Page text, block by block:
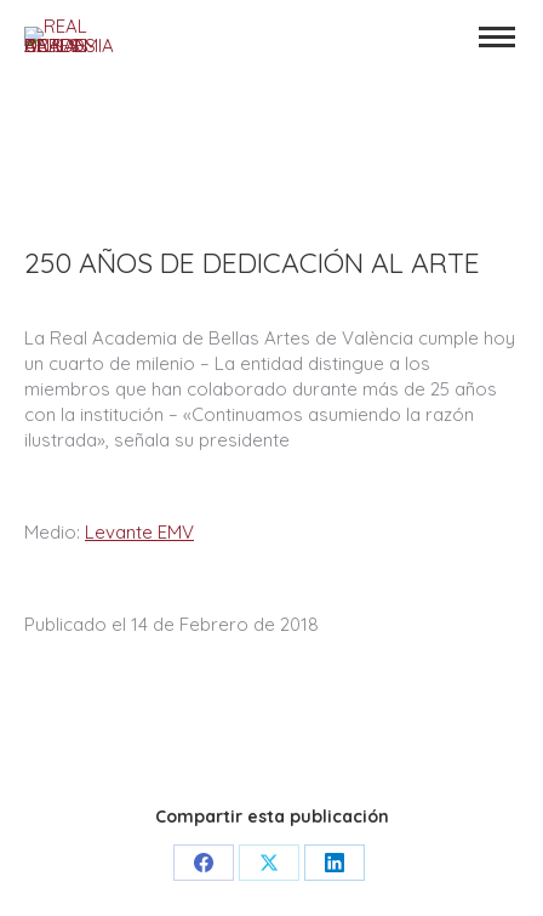
250 AÑOS DE DEDICACIÓN AL ARTE
La Real Academia de Bellas Artes de València cumple hoy
un cuarto de milenio – La entidad distingue a los
miembros que han colaborado durante más de 25 años
con la institución – «Continuamos asumiendo la razón
ilustrada», señala su presidente
Medio: Levante EMV
Publicado el 14 de Febrero de 2018
Compartir esta publicación
Share Share Share